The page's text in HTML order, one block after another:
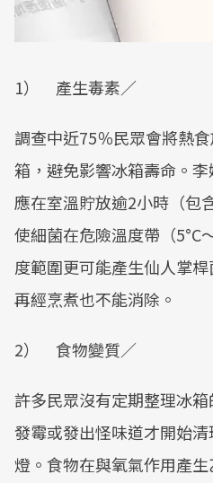
1） 產生毒素／
調查中近75％民眾會將熱
箱，避免影響冰箱壽命。
應在室溫貯放逾2小時（包
使細菌在危險溫度帶（5°C
度範圍更可能產生仙人掌
再經烹煮也不能消除。
2） 食物變質／
許多民眾沒有定期整理冰
發霉或發出怪味道才開始
燈。食物在與氧氣作用產